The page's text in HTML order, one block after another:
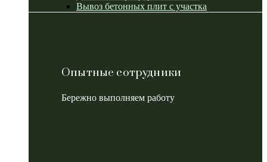
Вывоз бетонных плит с участка
Опытные сотрудники
Бережно выполняем работу